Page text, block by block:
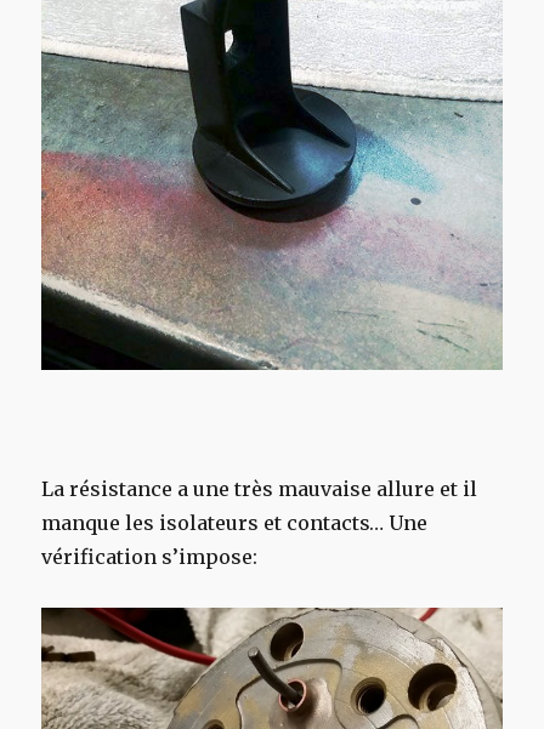
La résistance a une très mauvaise allure et il
manque les isolateurs et contacts… Une
vérification s’impose: